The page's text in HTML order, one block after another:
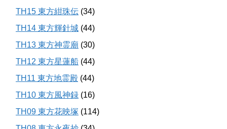
TH15 東方紺珠伝 (34)
TH14 東方輝針城 (44)
TH13 東方神霊廟 (30)
TH12 東方星蓮船 (44)
TH11 東方地霊殿 (44)
TH10 東方風神録 (16)
TH09 東方花映塚 (114)